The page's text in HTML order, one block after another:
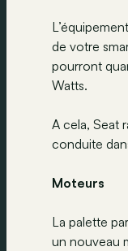
de votre
pourront
Watts.
A cela, Seat
conduite
Moteurs
La palette
un nouveau